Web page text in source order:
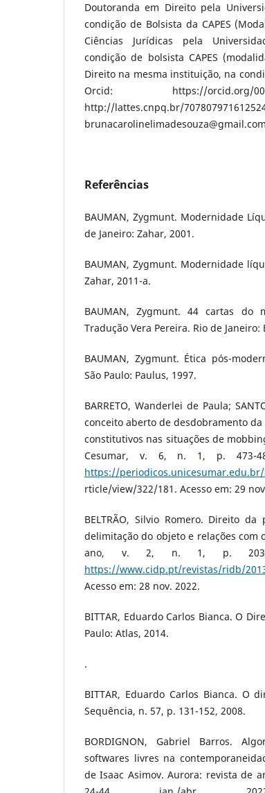
Doutoranda em Direito pela
condição de Bolsista da CAPES
Ciências Jurídicas pela
condição de bolsista CAPES
Direito na mesma instituição, na
Orcid: https://orcid.org/
http://lattes.cnpq.br/
brunacarolinelimadesouza@gmail.com
Referências
BAUMAN, Zygmunt. Modernidade
de Janeiro: Zahar, 2001.
BAUMAN, Zygmunt. Modernidade
Zahar, 2011-a.
BAUMAN, Zygmunt. 44 cartas do
Tradução Vera Pereira. Rio de
BAUMAN, Zygmunt. Ética pós-
São Paulo: Paulus, 1997.
BARRETO, Wanderlei de Paula;
conceito aberto de desdobramento
constitutivos nas situações de
Cesumar, v. 6, n. 1, p. 473-
https://
rticle/view/322/181. Acesso em: 29
BELTRÃO, Silvio Romero. Direito
delimitação do objeto e relações com
ano, v. 2, n. 1, p. 203-
https://www.cidp.pt/revistas/ridb/
Acesso em: 28 nov. 2022.
BITTAR, Eduardo Carlos Bianca. O
Paulo: Atlas, 2014.
.
BITTAR, Eduardo Carlos Bianca. O
Sequência, n. 57, p. 131-152, 2008.
BORDIGNON, Gabriel Barros.
softwares livres na
de Isaac Asimov. Aurora: revista de